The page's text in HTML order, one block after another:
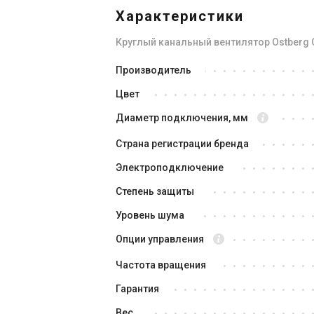
CV 160 C
Цена по запросу
Характеристики
Круглый канальный вентилятор Ostberg
Производитель
Цвет
Диаметр подключения, мм
Страна регистрации бренда
Электроподключение
Степень защиты
Уровень шума
Опции управления
Частота вращения
Гарантия